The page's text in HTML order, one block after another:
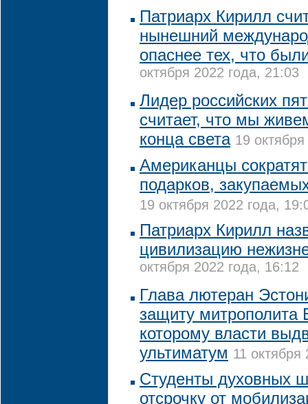
Патриарх Кирилл
нынешний
опаснее тех, что
октября 2022 года, 21:03
Лидер российских
считает, что мы
конца света 19
Американцы
подарков,
19 октября 2022 года,
Патриарх Кирилл
цивилизацию
октября 2022 года, 16:12
Глава лютеран
защиту митрополита
которому власти
ультиматум 11 октября
Студенты духовных
отсрочку от